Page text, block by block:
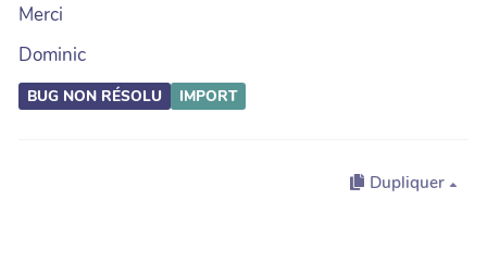
Merci
Dominic
BUG NON RÉSOLU IMPORT
Dupliquer